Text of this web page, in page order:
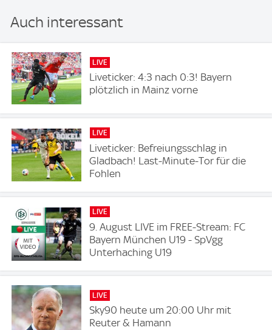
Auch interessant
LIVE
Liveticker: 4:3 nach 0:3! Bayern
plötzlich in Mainz vorne
LIVE
Liveticker: Befreiungsschlag in
Gladbach! Last-Minute-Tor für die
Fohlen
LIVE
9. August LIVE im FREE-Stream: FC
Bayern München U19 - SpVgg
Unterhaching U19
LIVE
Sky90 heute um 20:00 Uhr mit
Reuter & Hamann